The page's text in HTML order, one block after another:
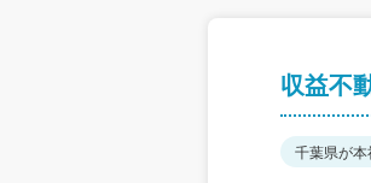
収益不
千葉県が本